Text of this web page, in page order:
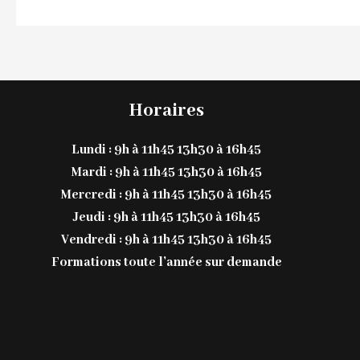
Horaires
Lundi : 9h à 11h45 13h30 à 16h45
Mardi : 9h à 11h45 13h30 à 16h45
Mercredi : 9h à 11h45 13h30 à 16h45
Jeudi : 9h à 11h45 13h30 à 16h45
Vendredi : 9h à 11h45 13h30 à 16h45
Formations toute l’année sur demande